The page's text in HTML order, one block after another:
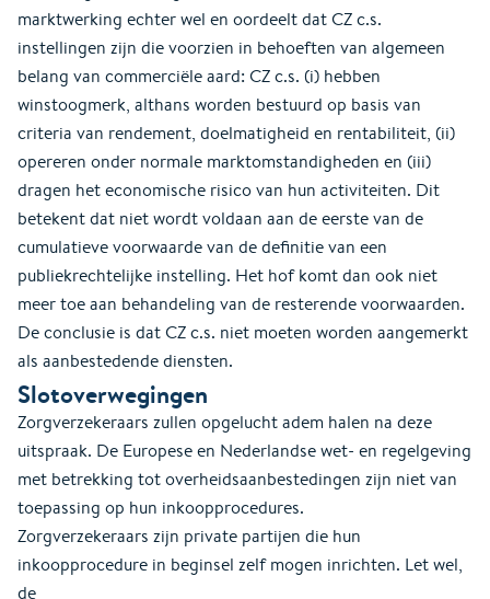
marktwerking echter wel en oordeelt dat CZ c.s.
instellingen zijn die voorzien in behoeften van algemeen
belang van commerciële aard: CZ c.s. (i) hebben
winstoogmerk, althans worden bestuurd op basis van
criteria van rendement, doelmatigheid en rentabiliteit, (ii)
opereren onder normale marktomstandigheden en (iii)
dragen het economische risico van hun activiteiten. Dit
betekent dat niet wordt voldaan aan de eerste van de
cumulatieve voorwaarde van de definitie van een
publiekrechtelijke instelling. Het hof komt dan ook niet
meer toe aan behandeling van de resterende voorwaarden.
De conclusie is dat CZ c.s. niet moeten worden aangemerkt
als aanbestedende diensten.
Slotoverwegingen
Zorgverzekeraars zullen opgelucht adem halen na deze
uitspraak. De Europese en Nederlandse wet- en regelgeving
met betrekking tot overheidsaanbestedingen zijn niet van
toepassing op hun inkoopprocedures.
Zorgverzekeraars zijn private partijen die hun
inkoopprocedure in beginsel zelf mogen inrichten. Let wel,
de